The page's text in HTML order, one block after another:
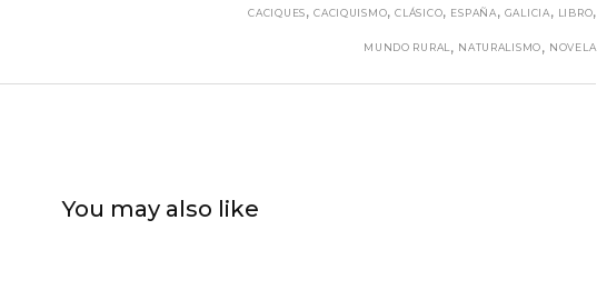
CACIQUES,CACIQUISMO,CLÁSICO, ESPAÑA, GALICIA, LIBRO,
MUNDO RURAL , NATURALISMO, NOVELA
You may also like